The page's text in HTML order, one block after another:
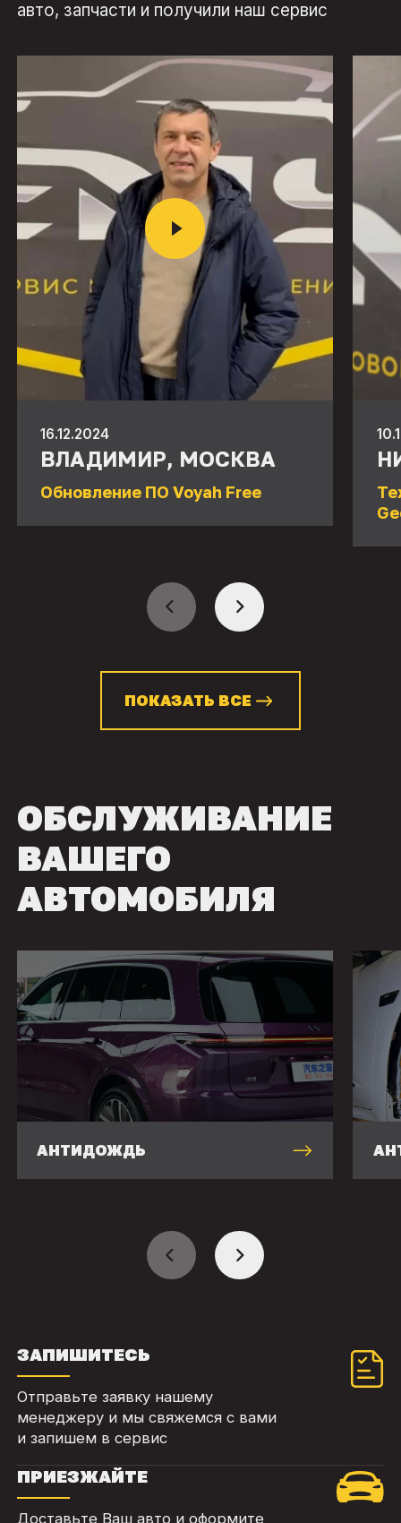
авто, запчасти и получили наш сервис
16.12.2024
ВЛАДИМИР, МОСКВА
Обновление ПО Voyah Free
ПОКАЗАТЬ ВСЕ
ОБСЛУЖИВАНИЕ
ВАШЕГО
АВТОМОБИЛЯ
АНТИДОЖДЬ
ЗАПИШИТЕСЬ
Отправьте заявку нашему
менеджеру и мы свяжемся с вами
и запишем в сервис
ПРИЕЗЖАЙТЕ
Доставьте Ваш авто и оформите